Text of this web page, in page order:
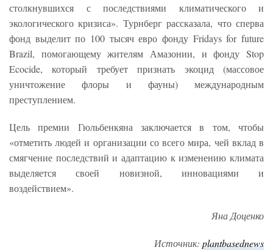
столкнувшихся с последствиями климатического и
экологического кризиса». Турнберг рассказала, что сперва
фонд выделит по 100 тысяч евро фонду Fridays for future
Brazil, помогающему жителям Амазонии, и фонду Stop
Ecocide, который требует признать экоцид (массовое
уничтожение флоры и фауны) международным
преступлением.
Цель премии Гюльбенкяна заключается в том, чтобы
«отметить людей и организации со всего мира, чей вклад в
смягчение последствий и адаптацию к изменению климата
выделяется своей новизной, инновациями и
воздействием».
Яна Доценко
Источник: plantbasednews